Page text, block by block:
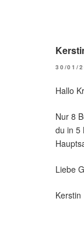
30/01/
Hallo
Nur 8
du in 5
Liebe
Kerstin